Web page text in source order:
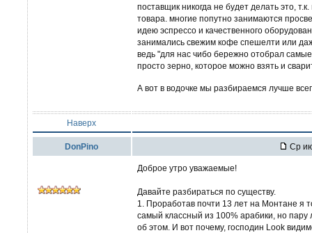
поставщик никогда не будет делать это,
товара. многие попутно занимаются
идею эспрессо и качественного
занимались свежим кофе спешелти или
ведь "для нас чибо бережно отобрал
просто зерно, которое можно взять и
А вот в водочке мы разбираемся лучше
Наверх
DonPino Ср
Доброе утро уважаемые!
Давайте разбираться по существу.
1. Проработав почти 13 лет на Монтане я
самый классный из 100% арабики, но
об этом. И вот почему, господин Look